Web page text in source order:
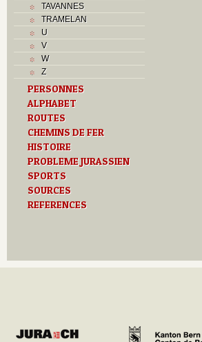
TAVANNES
TRAMELAN
U
V
W
Z
PERSONNES
ALPHABET
ROUTES
CHEMINS DE FER
HISTOIRE
PROBLEME JURASSIEN
SPORTS
SOURCES
REFERENCES